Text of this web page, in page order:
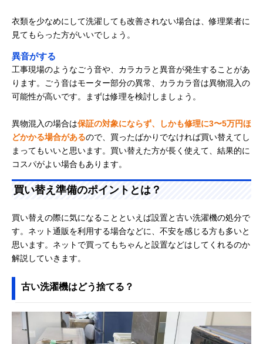
衣類を少なめにして洗濯しても改善されない場合は、修理業者に
見てもらった方がいいでしょう。
異音がする
工事現場のようなごう音や、カラカラと異音が発生することがあ
ります。ごう音はモーター部分の異常、カラカラ音は異物混入の
可能性が高いです。まずは修理を検討しましょう。
異物混入の場合は保証の対象にならず、しかも修理に3〜5万円ほ
どかかる場合があるので、買ったばかりでなければ買い替えてし
まってもいいと思います。買い替えた方が長く使えて、結果的に
コスパがよい場合もあります。
買い替え準備のポイントとは？
買い替えの際に気になることといえば設置と古い洗濯機の処分で
す。ネット通販を利用する場合などに、不安を感じる方も多いと
思います。ネットで買ってもちゃんと設置などはしてくれるのか
解説していきます。
古い洗濯機はどう捨てる？